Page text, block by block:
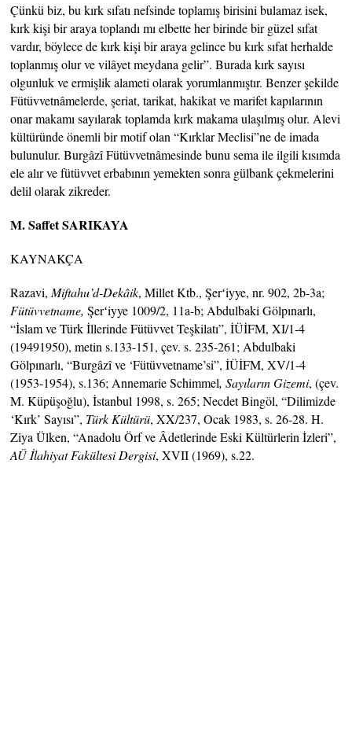
Çünkü biz, bu kırk sıfatı nefsinde toplamış birisini bulamaz isek,
kırk kişi bir araya toplandı mı elbette her birinde bir güzel sıfat
vardır, böylece de kırk kişi bir araya gelince bu kırk sıfat herhalde
toplanmış olur ve vilâyet meydana gelir”. Burada kırk sayısı
olgunluk ve ermişlik alameti olarak yorumlanmıştır. Benzer şekilde
Fütüvvetnâmelerde, şeriat, tarikat, hakikat ve marifet kapılarının
onar makamı sayılarak toplamda kırk makama ulaşılmış olur. Alevi
kültüründe önemli bir motif olan “Kırklar Meclisi”ne de imada
bulunulur. Burgâzî Fütüvvetnâmesinde bunu sema ile ilgili kısımda
ele alır ve fütüvvet erbabının yemekten sonra gülbank çekmelerini
delil olarak zikreder.
M. Saffet SARIKAYA
KAYNAKÇA
Razavi, Miftahu’d-Dekâik, Millet Ktb., Şerʻiyye, nr. 902, 2b-3a;
Fütüvvetname,Şerʻiyye 1009/2, 11a-b; Abdulbaki Gölpınarlı,
“İslam ve Türk İllerinde Fütüvvet Teşkilatı”, İÜİFM, XI/1-4
(19491950), metin s.133-151, çev. s. 235-261; Abdulbaki
Gölpınarlı, “Burgâzî ve ‘Fütüvvetname’si”, İÜİFM, XV/1-4
(1953-1954), s.136; Annemarie Schimmel, Sayıların Gizemi, (çev.
M. Küpüşoğlu), İstanbul 1998, s. 265; Necdet Bingöl, “Dilimizde
‘Kırk’ Sayısı”, Türk Kültürü, XX/237, Ocak 1983, s. 26-28. H.
Ziya Ülken, “Anadolu Örf ve Âdetlerinde Eski Kültürlerin İzleri”,
AÜ İlahiyat Fakültesi Dergisi, XVII (1969), s.22.